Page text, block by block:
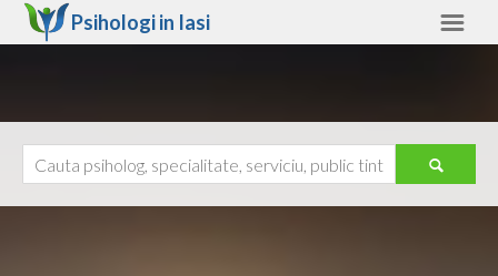
Psihologi in Iasi
Ajutor